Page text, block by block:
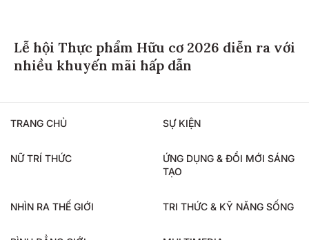
Lễ hội Thực phẩm Hữu cơ 2026 diễn ra với
nhiều khuyến mãi hấp dẫn
TRANG CHỦ SỰ KIỆN
NỮ TRÍ THỨC
ỨNG DỤNG & ĐỔI MỚI SÁNG
TẠO
NHÌN RA THẾ GIỚI TRI THỨC & KỸ NĂNG SỐNG